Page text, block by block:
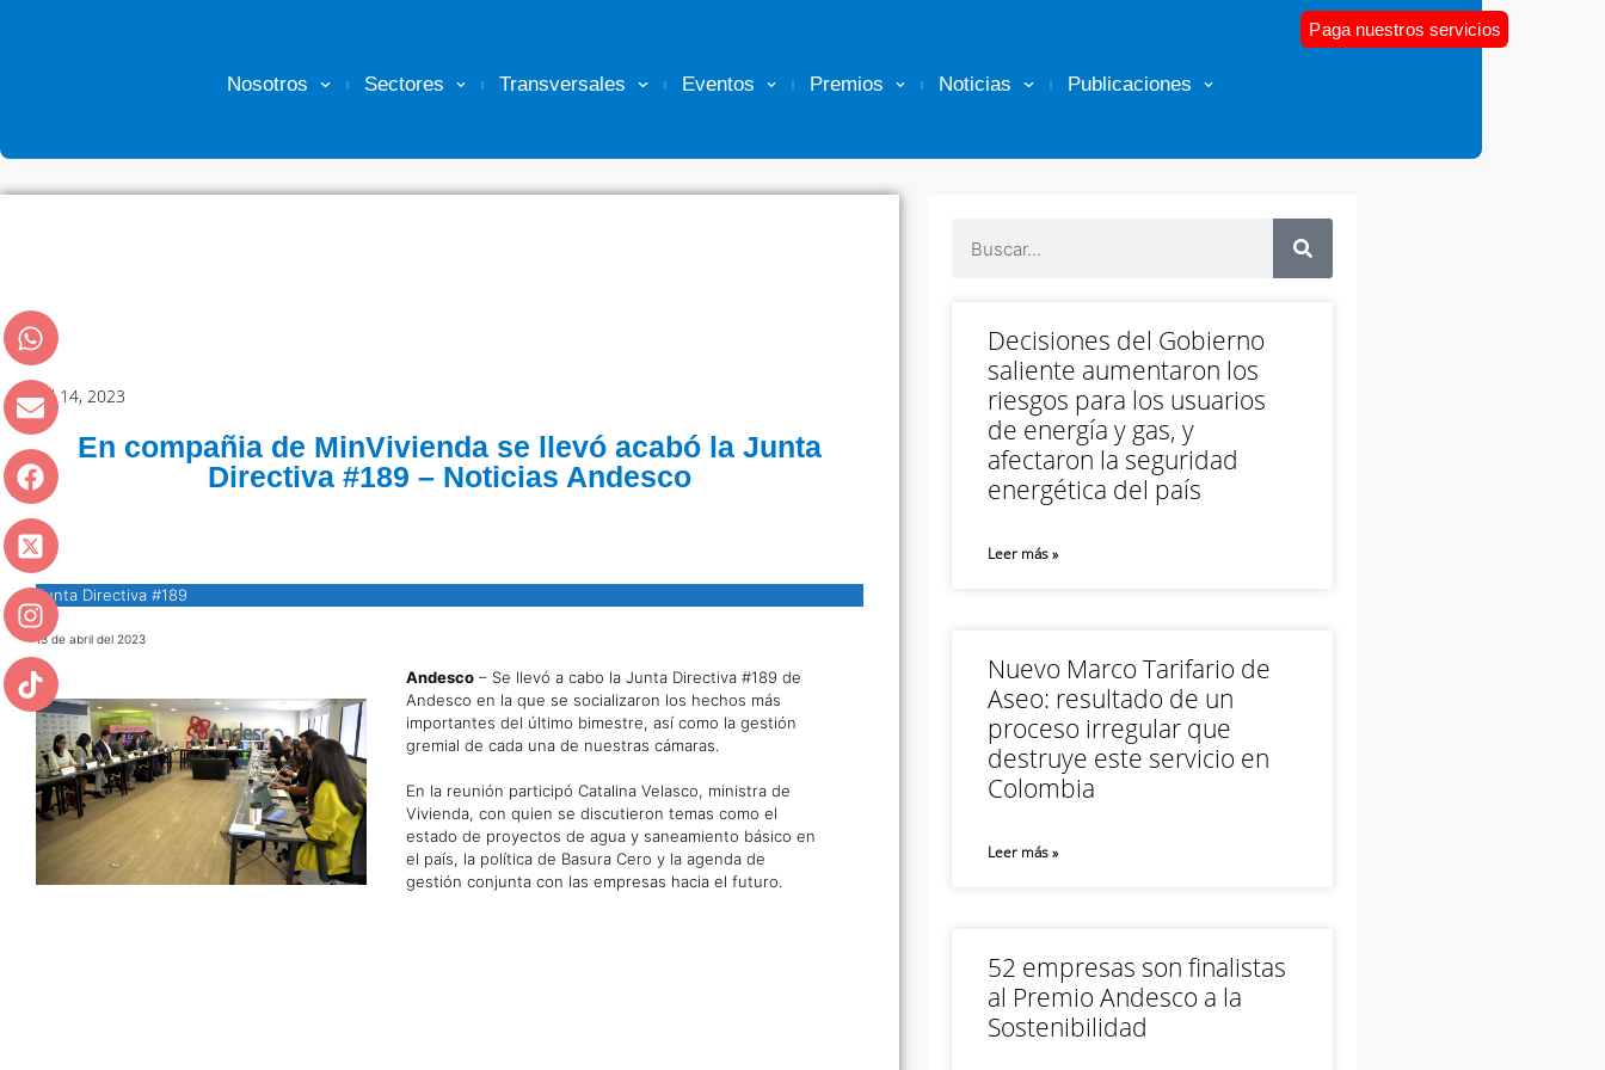
Nosotros Sectores Transversales Eventos Premios Noticias Publicaciones
Paga nuestros servicios
abril 14, 2023
En compañia de MinVivienda se llevó acabó la Junta
Directiva #189 – Noticias Andesco
Junta Directiva #189
13 de abril del 2023
Andesco – Se llevó a cabo la Junta Directiva #189 de
Andesco en la que se socializaron los hechos más
importantes del último bimestre, así como la gestión
gremial de cada una de nuestras cámaras.
En la reunión participó Catalina Velasco, ministra de
Vivienda, con quien se discutieron temas como el
estado de proyectos de agua y saneamiento básico en
el país, la política de Basura Cero y la agenda de
gestión conjunta con las empresas hacia el futuro.
Decisiones del Gobierno
saliente aumentaron los
riesgos para los usuarios
de energía y gas, y
afectaron la seguridad
energética del país
Leer más »
Nuevo Marco Tarifario de
Aseo: resultado de un
proceso irregular que
destruye este servicio en
Colombia
Leer más »
52 empresas son finalistas
al Premio Andesco a la
Sostenibilidad